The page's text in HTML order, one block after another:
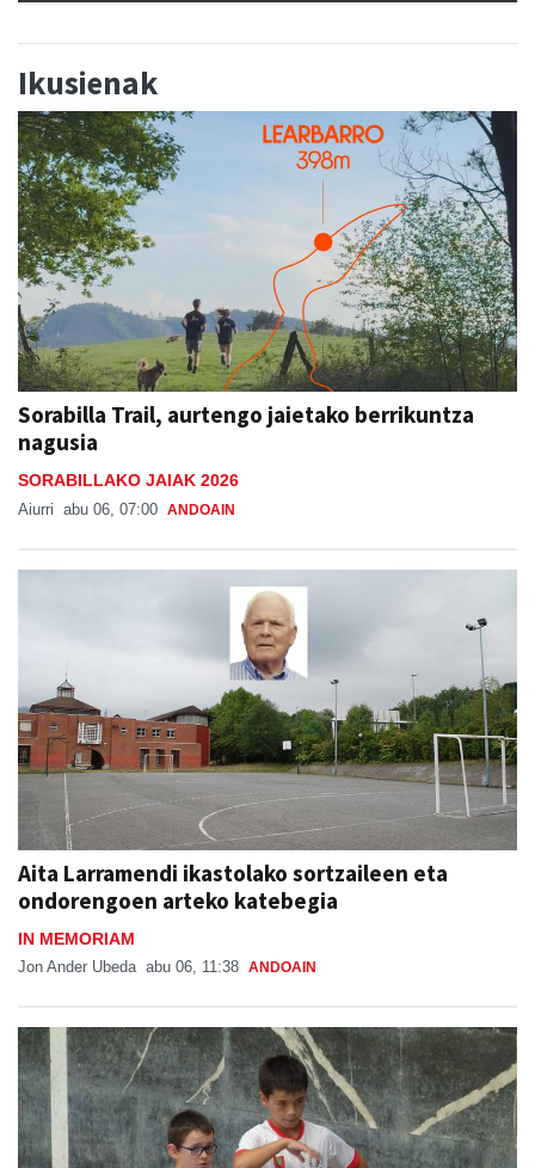
Ikusienak
Sorabilla Trail, aurtengo jaietako berrikuntza
nagusia
SORABILLAKO JAIAK 2026
Aiurri abu 06, 07:00 ANDOAIN
Aita Larramendi ikastolako sortzaileen eta
ondorengoen arteko katebegia
IN MEMORIAM
Jon Ander Ubeda abu 06, 11:38 ANDOAIN